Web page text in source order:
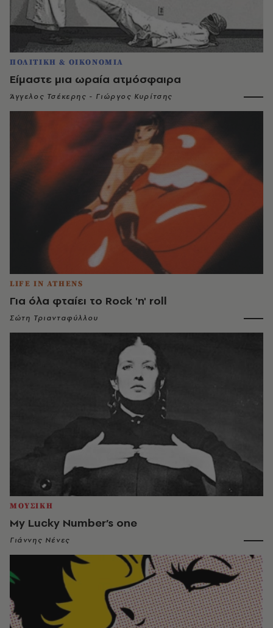
ΠΟΛΙΤΙΚΗ & ΟΙΚΟΝΟΜΙΑ
Eίμαστε μια ωραία ατμόσφαιρα
Άγγελος Τσέκερης - Γιώργος Κυρίτσης
LIFE IN ATHENS
Για όλα φταίει το Rock 'n' roll
Σώτη Τριανταφύλλου
ΜΟΥΣΙΚΗ
My Lucky Number’s one
Γιάννης Νένες